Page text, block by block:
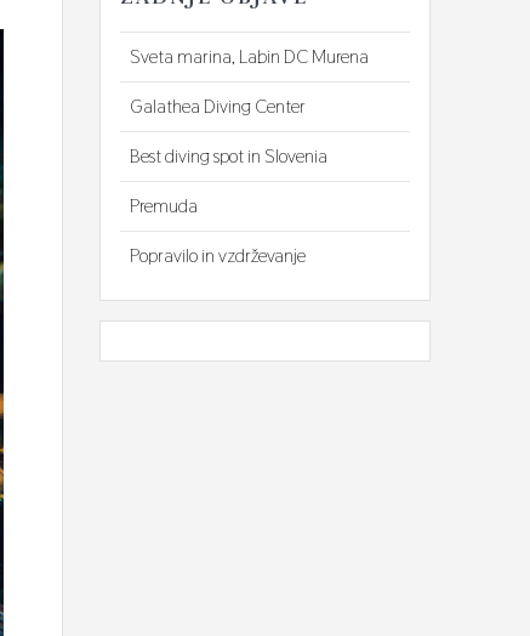
Sveta marina, Labin DC Murena
Galathea Diving Center
Best diving spot in Slovenia
Premuda
Popravilo in vzdrževanje